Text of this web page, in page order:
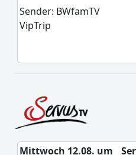
Sender: BWfamTV
VipTrip
Mittwoch 12.08. um